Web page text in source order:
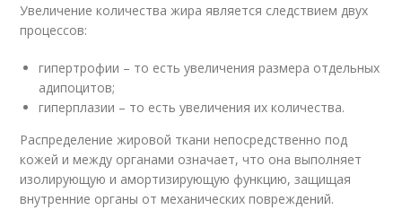
Увеличение количества жира является следствием двух
процессов:
гипертрофии – то есть увеличения размера отдельных
адипоцитов;
гиперплазии – то есть увеличения их количества.
Распределение жировой ткани непосредственно под
кожей и между органами означает, что она выполняет
изолирующую и амортизирующую функцию, защищая
внутренние органы от механических повреждений.